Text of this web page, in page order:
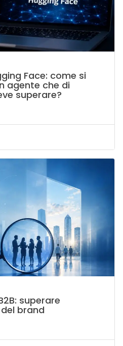
Face: come si
agente che di
superare?
superare
brand